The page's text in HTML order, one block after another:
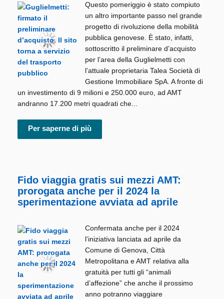
Questo pomeriggio è stato compiuto
un altro importante passo nel grande
progetto di rivoluzione della mobilità
pubblica genovese. È stato, infatti,
sottoscritto il preliminare d’acquisto
per l’area della Guglielmetti con
l’attuale proprietaria Talea Società di
Gestione Immobiliare SpA. A fronte di
un investimento di 9 milioni e 250.000 euro, ad AMT
andranno 17.200 metri quadrati che...
Per saperne di più
Fido viaggia gratis sui mezzi AMT:
prorogata anche per il 2024 la
sperimentazione avviata ad aprile
Confermata anche per il 2024
l’iniziativa lanciata ad aprile da
Comune di Genova, Città
Metropolitana e AMT relativa alla
gratuità per tutti gli “animali
d’affezione” che anche il prossimo
anno potranno viaggiare